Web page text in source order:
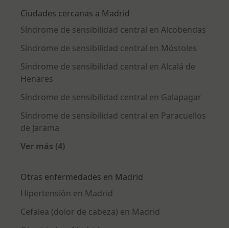
Ciudades cercanas a Madrid
Síndrome de sensibilidad central en Alcobendas
Síndrome de sensibilidad central en Móstoles
Síndrome de sensibilidad central en Alcalá de
Henares
Síndrome de sensibilidad central en Galapagar
Síndrome de sensibilidad central en Paracuellos
de Jarama
Ver más (4)
Otras enfermedades en Madrid
Hipertensión en Madrid
Cefalea (dolor de cabeza) en Madrid